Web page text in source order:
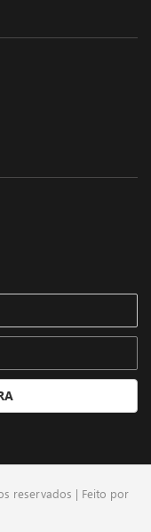
reservados | Feito por